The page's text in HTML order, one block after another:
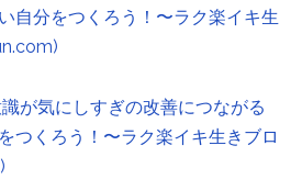
自分をつくろう！〜ラク楽イキ生
が気にしすぎの改善につながる
つくろう！〜ラク楽イキ生きブロ